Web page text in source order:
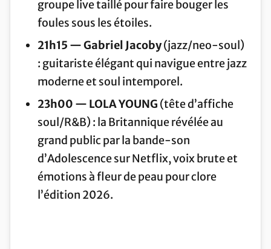
groupe live taillé pour faire bouger les
foules sous les étoiles.
21h15 — Gabriel Jacoby(jazz/neo-soul)
: guitariste élégant qui navigue entre jazz
moderne et soul intemporel.
23h00 — LOLA YOUNG (tête d’affiche
soul/R&B) : la Britannique révélée au
grand public par la bande-son
d’Adolescence sur Netflix, voix brute et
émotions à fleur de peau pour clore
l’édition 2026.